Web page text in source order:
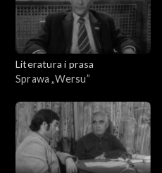
Literatura i prasa
Sprawa „Wersu”